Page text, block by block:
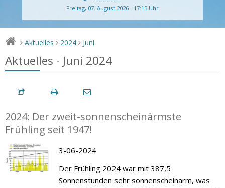
Freitag, 07. August 2026 - 17:15 Uhr
> Aktuelles > 2024 > Juni
Aktuelles - Juni 2024
2024: Der zweit-sonnenscheinärmste
Frühling seit 1947!
3-06-2024
Der Frühling 2024 war mit 387,5
Sonnenstunden sehr sonnenscheinarm, was